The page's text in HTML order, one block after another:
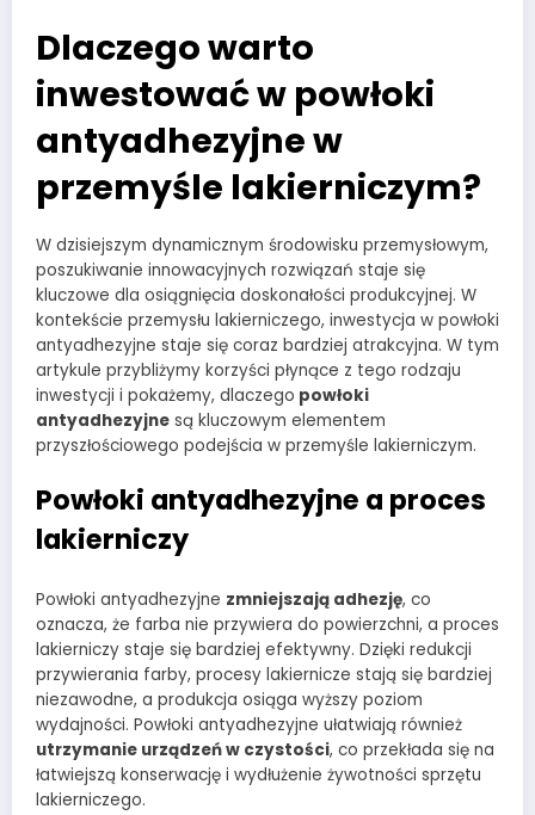
Dlaczego warto
inwestować w powłoki
antyadhezyjne w
przemyśle lakierniczym?
W dzisiejszym dynamicznym środowisku przemysłowym,
poszukiwanie innowacyjnych rozwiązań staje się
kluczowe dla osiągnięcia doskonałości produkcyjnej. W
kontekście przemysłu lakierniczego, inwestycja w powłoki
antyadhezyjne staje się coraz bardziej atrakcyjna. W tym
artykule przybliżymy korzyści płynące z tego rodzaju
inwestycji i pokażemy, dlaczego powłoki
antyadhezyjne są kluczowym elementem
przyszłościowego podejścia w przemyśle lakierniczym.
Powłoki antyadhezyjne a proces
lakierniczy
Powłoki antyadhezyjne zmniejszają adhezję, co
oznacza, że farba nie przywiera do powierzchni, a proces
lakierniczy staje się bardziej efektywny. Dzięki redukcji
przywierania farby, procesy lakiernicze stają się bardziej
niezawodne, a produkcja osiąga wyższy poziom
wydajności. Powłoki antyadhezyjne ułatwiają również
utrzymanie urządzeń w czystości, co przekłada się na
łatwiejszą konserwację i wydłużenie żywotności sprzętu
lakierniczego.